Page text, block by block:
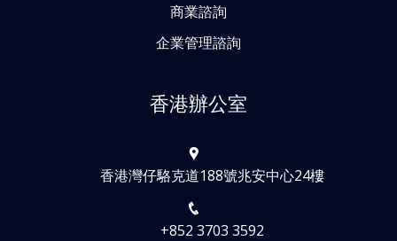
商業諮詢
企業管理諮詢
香港辦公室
香港灣仔駱克道188號兆安中心24樓
+852 3703 3592